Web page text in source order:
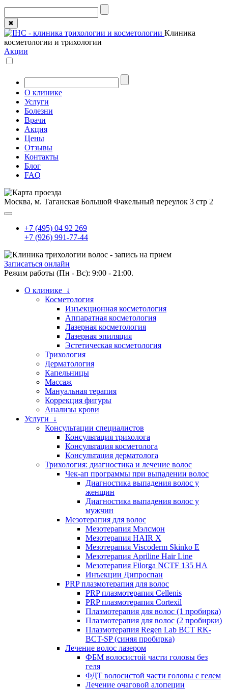
✖
Клиника
косметологии и трихологии
Акции
О клинике
Услуги
Болезни
Врачи
Акция
Цены
Отзывы
Контакты
Блог
FAQ
Москва, м. Таганская Большой Факельный переулок 3 стр 2
+7 (495) 04 92 269
+7 (926) 991-77-44
Записаться онлайн
Режим работы (Пн - Вс): 9:00 - 21:00.
О клинике ↓
Косметология
Инъекционная косметология
Аппаратная косметология
Лазерная косметология
Лазерная эпиляция
Эстетическая косметология
Трихология
Дерматология
Капельницы
Массаж
Мануальная терапия
Коррекция фигуры
Анализы крови
Услуги ↓
Консультации специалистов
Консультация трихолога
Консультация косметолога
Консультация дерматолога
Трихология: диагностика и лечение волос
Чек-ап программы при выпадении волос
Диагностика выпадения волос у
женщин
Диагностика выпадения волос у
мужчин
Мезотерапия для волос
Мезотерапия Мэлсмон
Мезотерапия HAIR X
Мезотерапия Viscoderm Skinko E
Мезотерапия Apriline Hair Line
Мезотерапия Filorga NCTF 135 HA
Инъекции Дипроспан
PRP плазмотерапия для волос
PRP плазмотерапия Cellenis
PRP плазмотерапия Cortexil
Плазмотерапия для волос (1 пробирка)
Плазмотерапия для волос (2 пробирки)
Плазмотерапия Regen Lab BCT RK-
BCT-SP (синяя пробирка)
Лечение волос лазером
ФБМ волосистой части головы без
геля
ФДТ волосистой части головы с гелем
Лечение очаговой алопеции